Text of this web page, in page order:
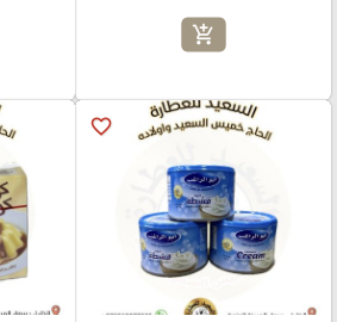
add_shopping_cart
favorite_border